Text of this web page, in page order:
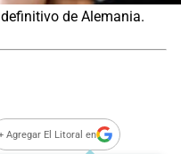
de Alemania.
Agregar El Litoral en